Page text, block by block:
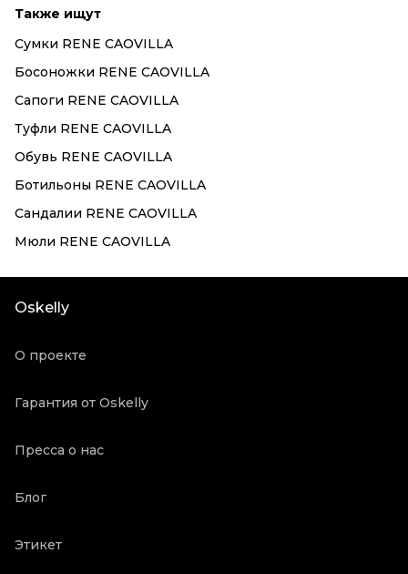
Также ищут
Сумки RENE CAOVILLA
Босоножки RENE CAOVILLA
Сапоги RENE CAOVILLA
Туфли RENE CAOVILLA
Обувь RENE CAOVILLA
Ботильоны RENE CAOVILLA
Сандалии RENE CAOVILLA
Мюли RENE CAOVILLA
Oskelly
О проекте
Гарантия от Oskelly
Пресса о нас
Блог
Этикет